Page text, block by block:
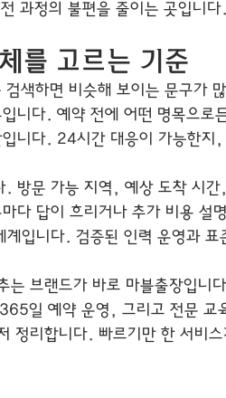
과정의 불편을 줄이는 곳입니다.
를 고르는 기준
색하면 비슷해 보이는 문구가
니다. 예약 전에 어떤 명목으로
니다. 24시간 대응이 가능한지
. 방문 가능 지역, 예상 도착 시
다 답이 흐리거나 추가 비용 설
입니다. 검증된 인력 운영과
는 브랜드가 바로 마블출장입니
일 예약 운영, 그리고 전문 교
정리합니다. 빠르기만 한 서비